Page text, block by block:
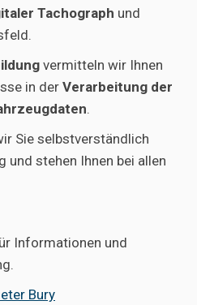
Tachograph und
vermitteln wir Ihnen
in der Verarbeitung der
.
Sie selbstverständlich
und stehen Ihnen bei allen
Informationen und
Bury